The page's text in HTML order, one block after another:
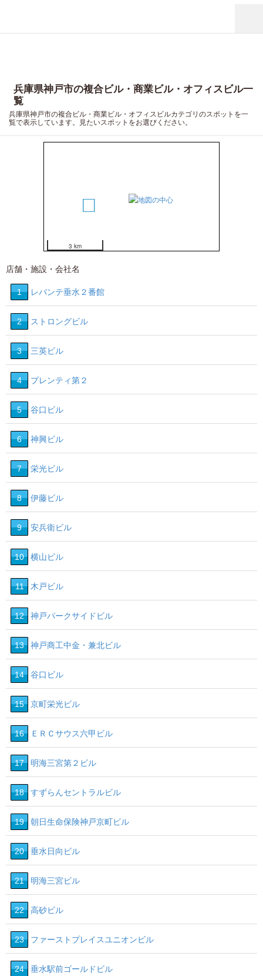
兵庫県神戸市の複合ビル・商業ビル・オフィスビル一
覧
兵庫県神戸市の複合ビル・商業ビル・オフィスビルカテゴリのスポットを一
覧で表示しています。見たいスポットをお選びください。
3 km
店舗・施設・会社名
1 レバンテ垂水２番館
2 ストロングビル
3 三英ビル
4 プレンティ第２
5 谷口ビル
6 神興ビル
7 栄光ビル
8 伊藤ビル
9 安兵衛ビル
10 横山ビル
11 木戸ビル
12 神戸パークサイドビル
13 神戸商工中金・兼北ビル
14 谷口ビル
15 京町栄光ビル
16 ＥＲＣサウス六甲ビル
17 明海三宮第２ビル
18 すずらんセントラルビル
19 朝日生命保険神戸京町ビル
20 垂水日向ビル
21 明海三宮ビル
22 高砂ビル
23 ファーストプレイスユニオンビル
24 垂水駅前ゴールドビル